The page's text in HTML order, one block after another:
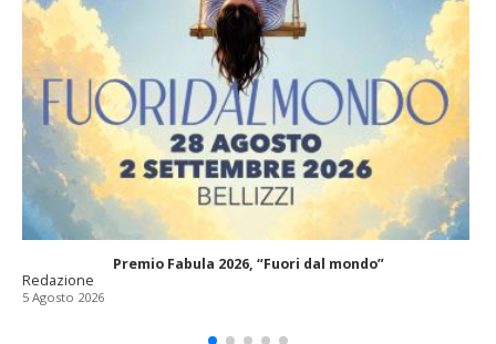
Premio Fabula 2026, “Fuori dal mondo”
Redazione
5 Agosto 2026